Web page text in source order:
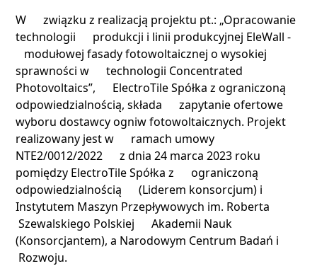
W związku z realizacją projektu pt.: „Opracowanie
technologii produkcji i linii produkcyjnej EleWall -
modułowej fasady fotowoltaicznej o wysokiej
sprawności w technologii Concentrated
Photovoltaics”, ElectroTile Spółka z ograniczoną
odpowiedzialnością, składa zapytanie ofertowe
wyboru dostawcy ogniw fotowoltaicznych. Projekt
realizowany jest w ramach umowy
NTE2/0012/2022 z dnia 24 marca 2023 roku
pomiędzy ElectroTile Spółka z ograniczoną
odpowiedzialnością (Liderem konsorcjum) i
Instytutem Maszyn Przepływowych im. Roberta
Szewalskiego Polskiej Akademii Nauk
(Konsorcjantem), a Narodowym Centrum Badań i
Rozwoju.